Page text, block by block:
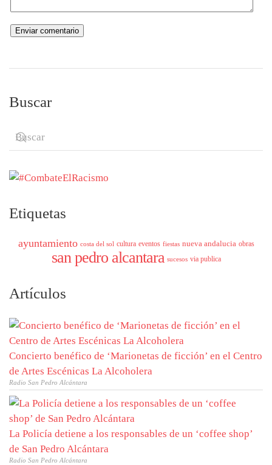
Buscar
Etiquetas
ayuntamiento costa del sol cultura eventos fiestas nueva andalucia obras
san pedro alcantara sucesos via publica
Artículos
Concierto benéfico de ‘Marionetas de ficción’ en el Centro
de Artes Escénicas La Alcoholera
Radio San Pedro Alcántara
La Policía detiene a los responsables de un ‘coffee shop’
de San Pedro Alcántara
Radio San Pedro Alcántara